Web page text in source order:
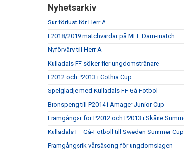
Nyhetsarkiv
Sur förlust för Herr A
F2018/2019 matchvärdar på MFF Dam-match
Nyförvärv till Herr A
Kulladals FF söker fler ungdomstränare
F2012 och P2013 i Gothia Cup
Spelglädje med Kulladals FF Gå Fotboll
Bronspeng till P2014 i Amager Junior Cup
Framgångar för P2012 och P2013 i Skåne
Kulladals FF Gå-Fotboll till Sweden Summer
Framgångsrik vårsäsong för ungdomslagen